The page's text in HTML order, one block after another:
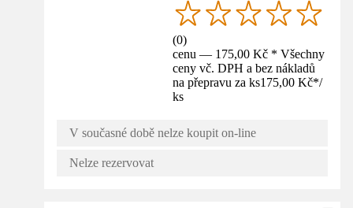
(0)
cenu — 175,00 Kč * Všechny
ceny vč. DPH a bez nákladů
na přepravu za ks175,00 Kč*/
ks
V současné době nelze koupit on-line
Nelze rezervovat